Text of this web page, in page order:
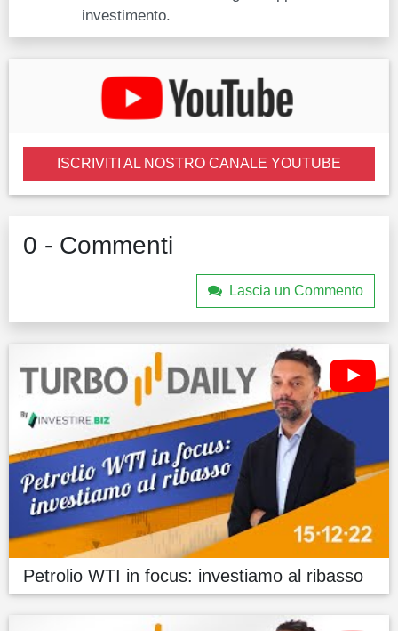
investimento.
ISCRIVITI AL NOSTRO CANALE YOUTUBE
0 - Commenti
Lascia un Commento
Petrolio WTI in focus: investiamo al ribasso